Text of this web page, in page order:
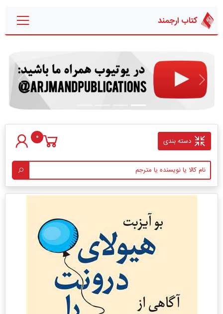
کتاب ارجمند
قبلی بعدی
دسته بندی 0